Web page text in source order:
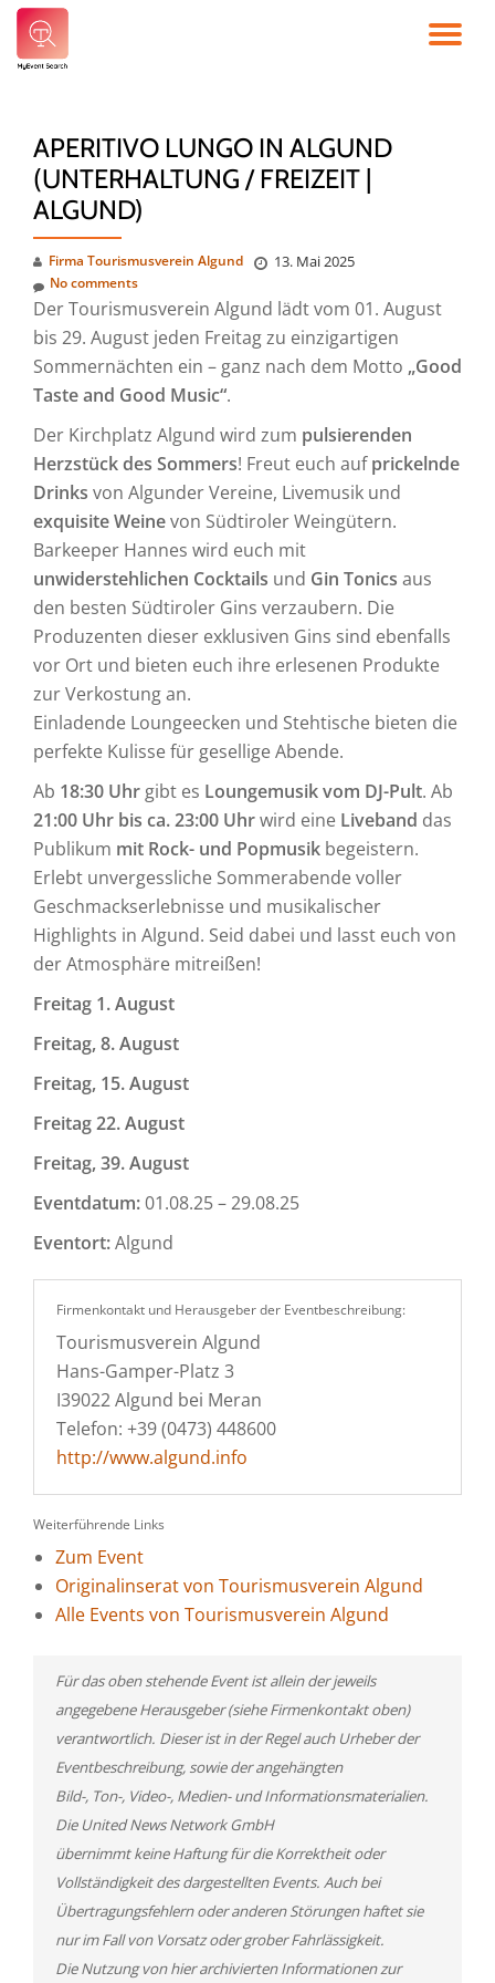
Skip
APERITIVO LUNGO IN ALGUND
(UNTERHALTUNG / FREIZEIT |
ALGUND)
Firma Tourismusverein Algund 13. Mai 2025
No comments
Der Tourismusverein Algund lädt vom 01. August
bis 29. August jeden Freitag zu einzigartigen
Sommernächten ein – ganz nach dem Motto „Good
Taste and Good Music“.
Der Kirchplatz Algund wird zum pulsierenden
Herzstück des Sommers! Freut euch aufprickelnde
Drinks von Algunder Vereine, Livemusik und
exquisite Weinevon Südtiroler Weingütern.
Barkeeper Hannes wird euch mit
unwiderstehlichen Cocktails und Gin Tonics aus
den besten Südtiroler Gins verzaubern. Die
Produzenten dieser exklusiven Gins sind ebenfalls
vor Ort und bieten euch ihre erlesenen Produkte
zur Verkostung an.
Einladende Loungeecken und Stehtische bieten die
perfekte Kulisse für gesellige Abende.
Ab 18:30 Uhr gibt es Loungemusik vom DJ-Pult. Ab
21:00 Uhr bis ca. 23:00 Uhrwird eine Liveband das
Publikum mit Rock- und Popmusik begeistern.
Erlebt unvergessliche Sommerabende voller
Geschmackserlebnisse und musikalischer
Highlights in Algund. Seid dabei und lasst euch von
der Atmosphäre mitreißen!
Freitag 1. August
Freitag, 8. August
Freitag, 15. August
Freitag 22. August
Freitag, 39. August
Eventdatum:01.08.25 – 29.08.25
Eventort:Algund
Firmenkontakt und Herausgeber der Eventbeschreibung:
Tourismusverein Algund
Hans-Gamper-Platz 3
I39022 Algund bei Meran
Telefon: +39 (0473) 448600
http://www.algund.info
Weiterführende Links
Zum Event
Originalinserat von Tourismusverein Algund
Alle Events von Tourismusverein Algund
Für das oben stehende Event ist allein der jeweils
angegebene Herausgeber (siehe Firmenkontakt oben)
verantwortlich. Dieser ist in der Regel auch Urheber der
Eventbeschreibung, sowie der angehängten
Bild-, Ton-, Video-, Medien- und Informationsmaterialien.
Die United News Network GmbH
übernimmt keine Haftung für die Korrektheit oder
Vollständigkeit des dargestellten Events. Auch bei
Übertragungsfehlern oder anderen Störungen haftet sie
nur im Fall von Vorsatz oder grober Fahrlässigkeit.
Die Nutzung von hier archivierten Informationen zur